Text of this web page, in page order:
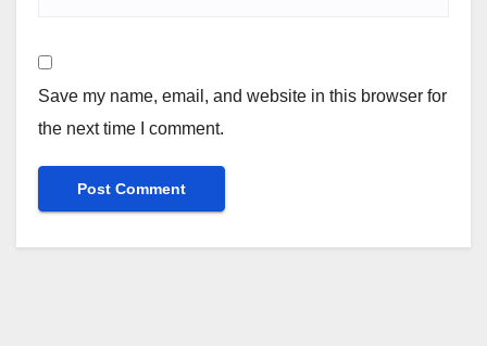
Save my name, email, and website in this browser for
the next time I comment.